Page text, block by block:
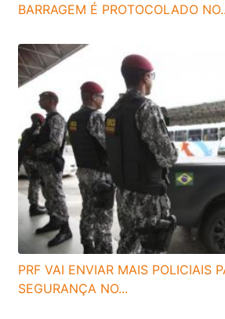
BARRAGEM É PROTOCOLADO
PRF VAI ENVIAR MAIS POLICIAIS
SEGURANÇA NO...